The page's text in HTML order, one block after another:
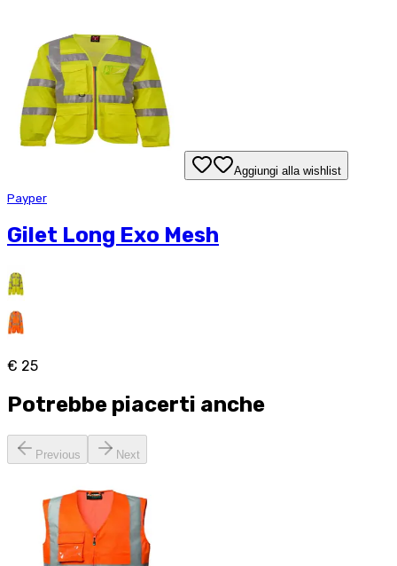
Aggiungi alla wishlist
Payper
Gilet Long Exo Mesh
€ 25
Potrebbe piacerti anche
Previous Next